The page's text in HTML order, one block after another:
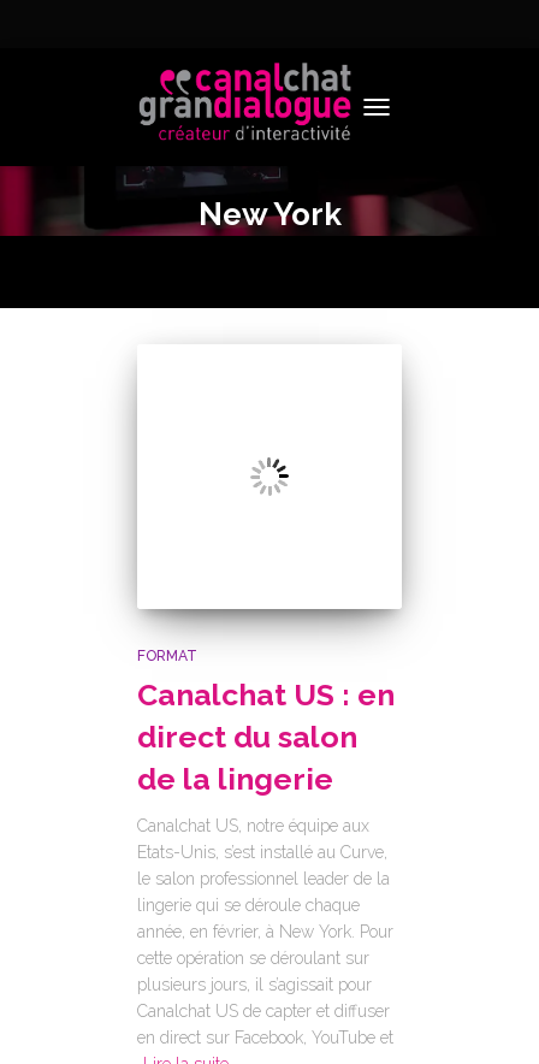
New York
FORMAT
Canalchat US : en
direct du salon
de la lingerie
Canalchat US, notre équipe aux
Etats-Unis, s’est installé au Curve,
le salon professionnel leader de la
lingerie qui se déroule chaque
année, en février, à New York. Pour
cette opération se déroulant sur
plusieurs jours, il s’agissait pour
Canalchat US de capter et diffuser
en direct sur Facebook, YouTube et